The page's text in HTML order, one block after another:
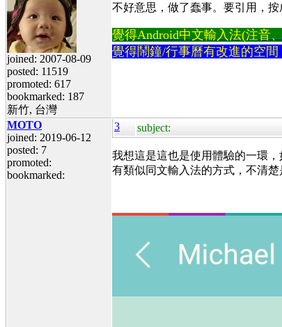
joined: 2007-08-09
posted: 11519
promoted: 617
bookmarked: 187
新竹, 台灣
不好意思，做了蠢事。要引用，按
覺得Android中文輸入法(注音
覺得鬧鐘/行事曆有改進的空間
MOTO
joined: 2019-06-12
posted: 7
promoted:
bookmarked:
3 subject:
我想這是這也是使用體驗的一環
有類似同文輸入法的方式，不清